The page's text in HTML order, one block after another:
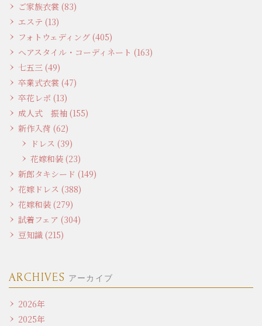
ご家族衣裳 (83)
エステ (13)
フォトウェディング (405)
ヘアスタイル・コーディネート (163)
七五三 (49)
卒業式衣裳 (47)
卒花レポ (13)
成人式 振袖 (155)
新作入荷 (62)
ドレス (39)
花嫁和装 (23)
新郎タキシード (149)
花嫁ドレス (388)
花嫁和装 (279)
試着フェア (304)
豆知識 (215)
ARCHIVES アーカイブ
2026年
2025年